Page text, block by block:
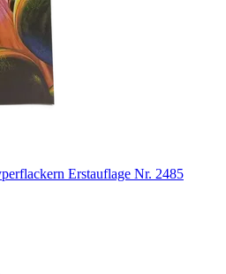
Erstauflage Nr. 2485